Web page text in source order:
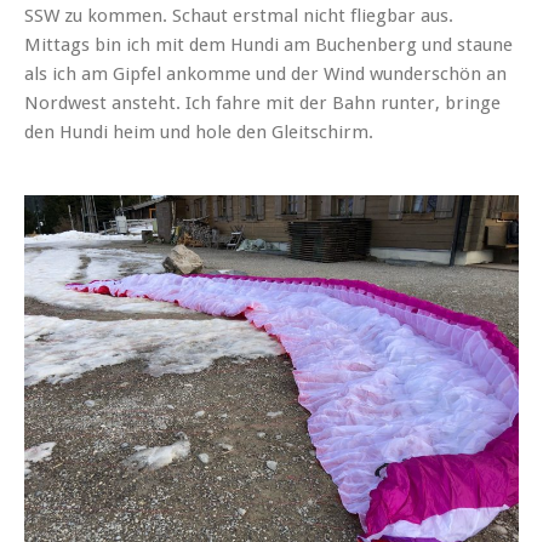
SSW zu kommen. Schaut erstmal nicht fliegbar aus.
Mittags bin ich mit dem Hundi am Buchenberg und staune
als ich am Gipfel ankomme und der Wind wunderschön an
Nordwest ansteht. Ich fahre mit der Bahn runter, bringe
den Hundi heim und hole den Gleitschirm.